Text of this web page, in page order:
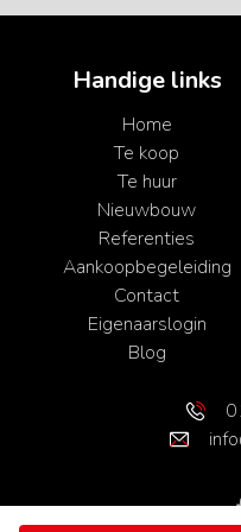
Handige links
Home
Te koop
Te huur
Nieuwbouw
Referenties
Aankoopbegeleiding
Contact
Eigenaarslogin
Blog